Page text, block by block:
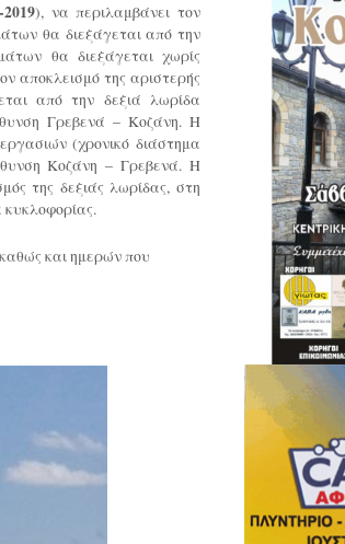
), να περιλαμβάνει τον
θα διεξάγεται από την
θα διεξάγεται χωρίς
αποκλεισμό της αριστερής
από την δεξιά λωρίδα
Γρεβενά – Κοζάνη. Η
(χρονικό διάστημα
Κοζάνη – Γρεβενά. Η
της δεξιάς λωρίδας, στη
και ημερών που